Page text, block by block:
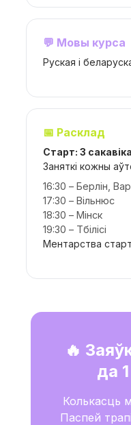
💬 Мовы курса
Руская і
📅 Расклад
Старт: 3
Заняткі кожны
16:30 – Берлін,
17:30 – Вільнюс
18:30 – Мінск
19:30 – Тбілісі
Ментарства
🔥
да
Колькасць
Паспей